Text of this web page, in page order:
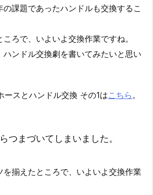
の課題であったハンドルも交換するこ
ろで、いよいよ交換作業ですね。
ハンドル交換劇を書いてみたいと思い
ースとハンドル交換 その1はこちら 。
つまづいてしまいました。
を揃えたところで、いよいよ交換作業